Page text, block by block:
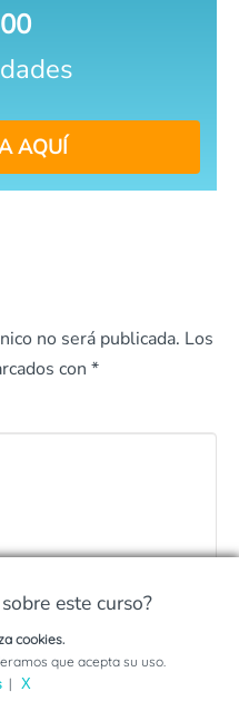
AQUÍ
no será publicada. Los
con *
este curso?
este programa
cookies.
que acepta su uso.
| X